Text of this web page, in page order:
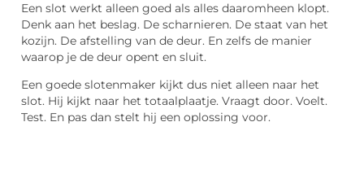
Een slot werkt alleen goed als alles daaromheen klopt.
Denk aan het beslag. De scharnieren. De staat van het
kozijn. De afstelling van de deur. En zelfs de manier
waarop je de deur opent en sluit.
Een goede slotenmaker kijkt dus niet alleen naar het
slot. Hij kijkt naar het totaalplaatje. Vraagt door. Voelt.
Test. En pas dan stelt hij een oplossing voor.